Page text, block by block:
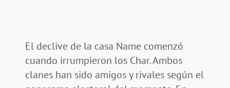
El declive de la casa Name comenzó
cuando irrumpieron los Char. Ambos
clanes han sido amigos y rivales según el